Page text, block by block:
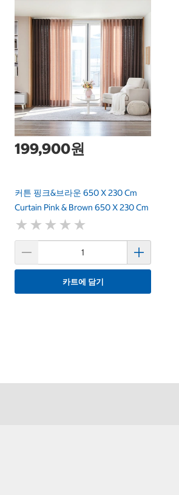
199,900원
커튼 핑크&브라운 650 X 230 Cm
Curtain Pink & Brown 650 X 230 Cm
★ ★ ★ ★ ★
★ ★ ★ ★ ★
카트에 담기